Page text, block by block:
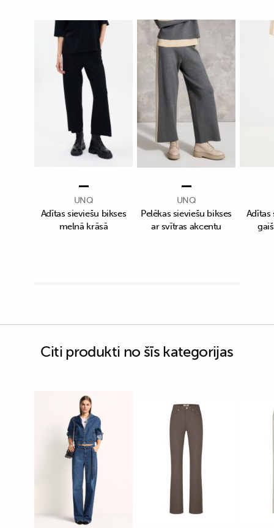
UNQ
Adītas sieviešu bikses
melnā krāsā
UNQ
Pelēkas sieviešu bikses
ar svītras akcentu
Adītas
Citi produkti no šīs kategorijas